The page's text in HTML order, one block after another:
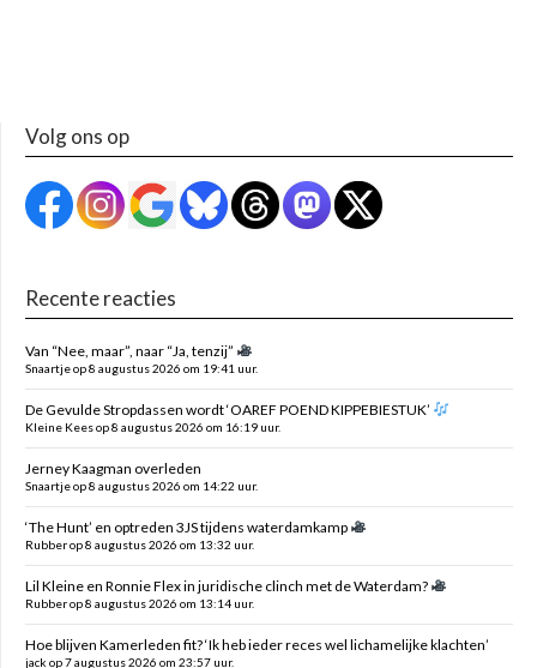
Volg ons op
Recente reacties
Van “Nee, maar”, naar “Ja, tenzij”
Snaartje op 8 augustus 2026 om 19:41 uur.
De Gevulde Stropdassen wordt ‘OAREF POEND KIPPEBIESTUK’
Kleine Kees op 8 augustus 2026 om 16:19 uur.
Jerney Kaagman overleden
Snaartje op 8 augustus 2026 om 14:22 uur.
‘The Hunt’ en optreden 3JS tijdens waterdamkamp
Rubber op 8 augustus 2026 om 13:32 uur.
Lil Kleine en Ronnie Flex in juridische clinch met de Waterdam?
Rubber op 8 augustus 2026 om 13:14 uur.
Hoe blijven Kamerleden fit? ‘Ik heb ieder reces wel lichamelijke klachten’
jack op 7 augustus 2026 om 23:57 uur.